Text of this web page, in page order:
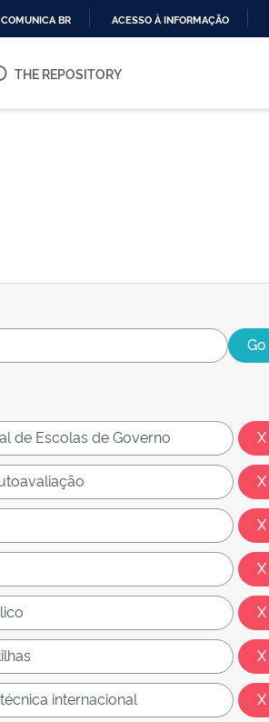
O
COMUNICA BR ACESSO À INFORMAÇÃO
THE REPOSITORY